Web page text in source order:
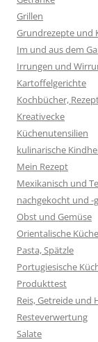
Grillen
Grundrezepte und
Im und aus dem
Irrungen und
Kartoffelgerichte
Kochbücher,
Kreativecke
Küchenutensilien
kulinarische
Mein Rezept
Mexikanisch und
nachgekocht und -
Obst und Gemüse
Orientalische Küche
Pasta, Spätzle
Portugiesische
Produkttest
Reis, Getreide und
Resteverwertung
Salate